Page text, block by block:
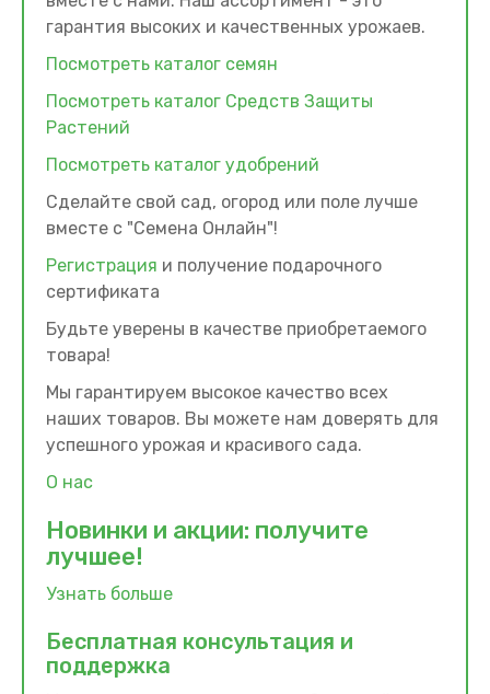
гарантия высоких и качественных урожаев.
Посмотреть каталог семян
Посмотреть каталог Средств Защиты
Растений
Посмотреть каталог удобрений
Сделайте свой сад, огород или поле лучше
вместе с "Семена Онлайн"!
Регистрация и получение подарочного
сертификата
Будьте уверены в качестве приобретаемого
товара!
Мы гарантируем высокое качество всех
наших товаров. Вы можете нам доверять для
успешного урожая и красивого сада.
О нас
Новинки и акции: получите
лучшее!
Узнать больше
Бесплатная консультация и
поддержка